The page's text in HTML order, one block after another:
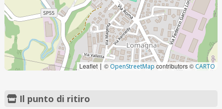
Leaflet | © OpenStreetMap contributors © CARTO
Il punto di ritiro